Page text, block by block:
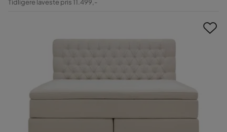
Tidligere laveste pris 11.499,-